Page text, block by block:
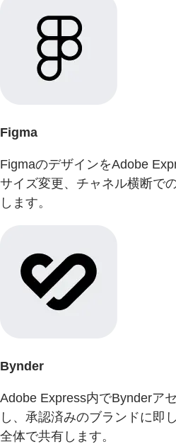
Figma
FigmaのデザインをAdobe
サイズ変更、チャネル横断で
します。
Bynder
Adobe Express内でBynderア
し、承認済みのブランドに即
全体で共有します。